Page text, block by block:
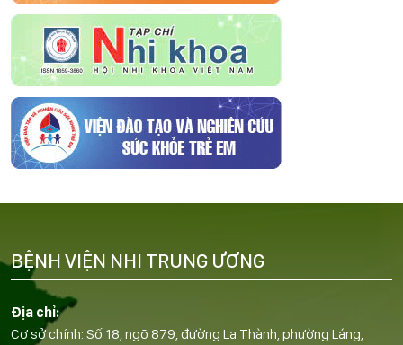
Địa chỉ:
Cơ sở chính: Số 18, ngõ 879, đường La Thành, phường Láng,
BỆNH VIỆN NHI TRUNG ƯƠNG